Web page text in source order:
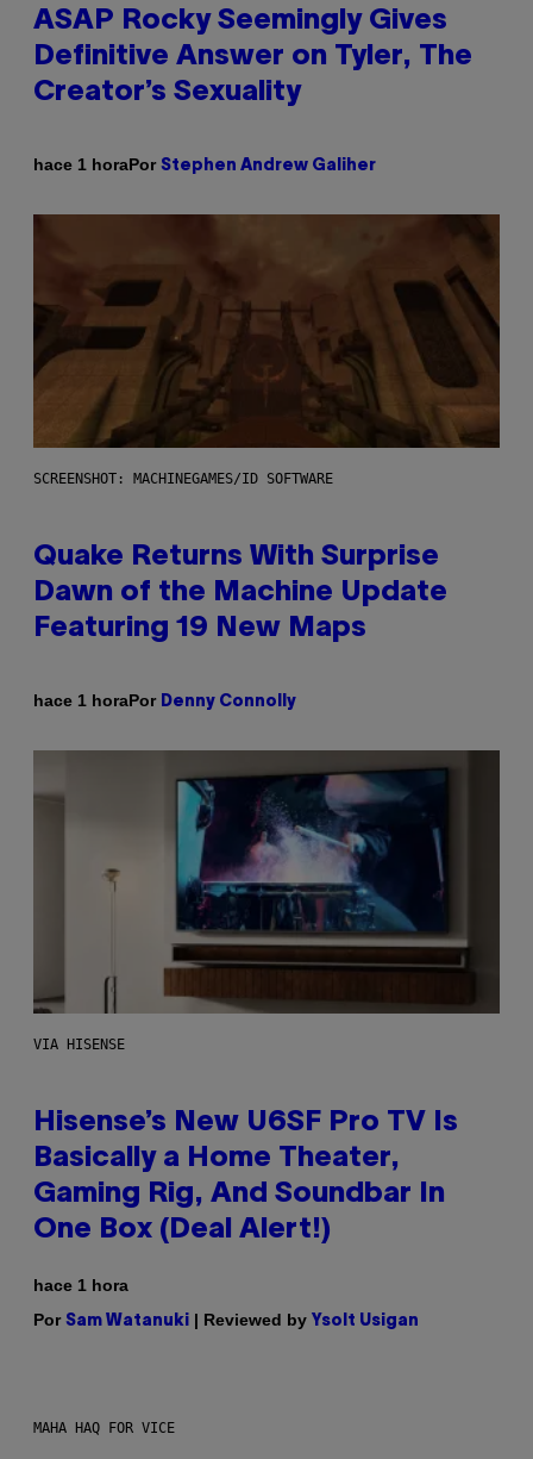
ASAP Rocky Seemingly Gives
Definitive Answer on Tyler, The
Creator’s Sexuality
hace 1 horaPor Stephen Andrew Galiher
SCREENSHOT: MACHINEGAMES/ID SOFTWARE
Quake Returns With Surprise
Dawn of the Machine Update
Featuring 19 New Maps
hace 1 horaPor Denny Connolly
VIA HISENSE
Hisense’s New U6SF Pro TV Is
Basically a Home Theater,
Gaming Rig, And Soundbar In
One Box (Deal Alert!)
hace 1 hora
Por Sam Watanuki | Reviewed by Ysolt Usigan
MAHA HAQ FOR VICE